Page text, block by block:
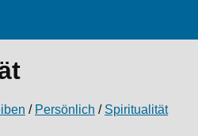
/ Persönlich / Spiritualität